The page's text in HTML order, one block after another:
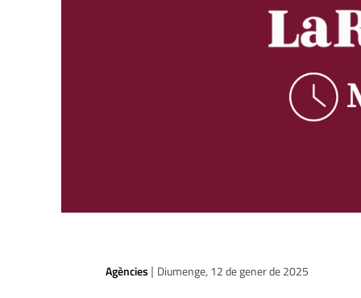
Agències | Diumenge, 12 de gener de 2025